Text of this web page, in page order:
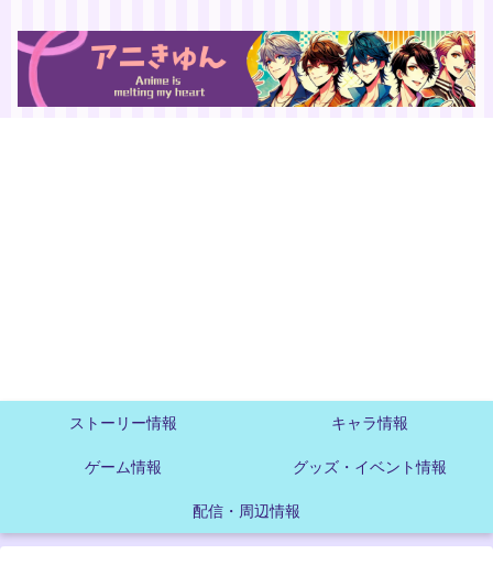
ストーリー情報 キャラ情報
ゲーム情報 グッズ・イベント情報
配信・周辺情報